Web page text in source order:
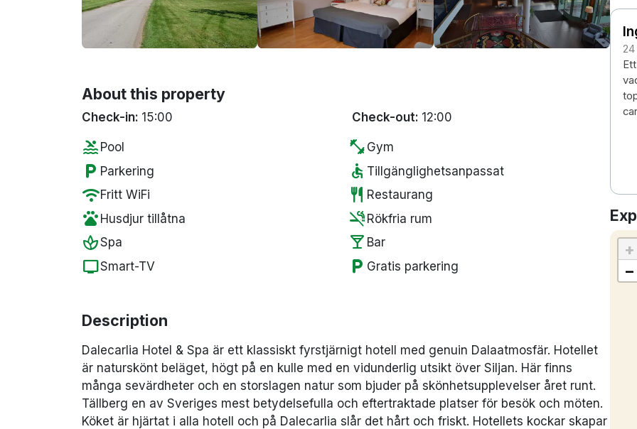
About this property
Check-in: 15:00 Check-out: 12:00
pool Pool fitness_center Gym
local_parking Parkering accessible Tillgänglighetsanpassat
wifiFritt WiFi restaurant Restaurang
pets Husdjur tillåtna smoke_free Rökfria rum
spaSpa local_bar Bar
tvSmart-TV local_parking Gratis parkering
Description
Dalecarlia Hotel & Spa är ett klassiskt fyrstjärnigt hotell med genuin Dalaatmosfär. Hotellet
är naturskönt beläget, högt på en kulle med en vidunderlig utsikt över Siljan. Här finns
många sevärdheter och en storslagen natur som bjuder på skönhetsupplevelser året runt.
Tällberg en av Sveriges mest betydelsefulla och eftertraktade platser för besök och möten.
Köket är hjärtat i alla hotell och på Dalecarlia slår det hårt och friskt. Hotellets kockar skapar
24
+
−